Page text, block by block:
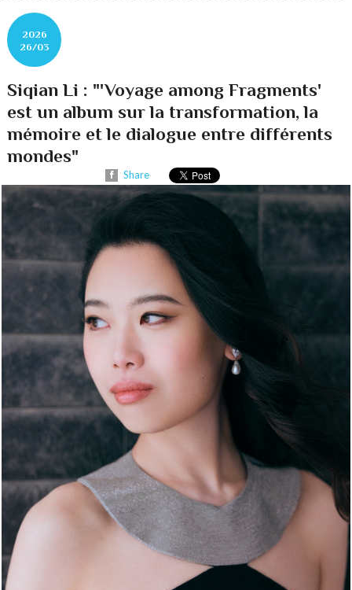
2026
26/03
Siqian Li : "'Voyage among Fragments'
est un album sur la transformation, la
mémoire et le dialogue entre différents
mondes"
Share